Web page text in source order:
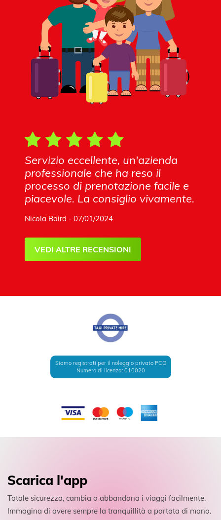
Servizio eccellente, un'azienda
professionale che ha reso il
processo di prenotazione facile e
piacevole. La consiglio vivamente.
Nicola Baird - 07/01/2024
VEDI ALTRE RECENSIONI
Siamo registrati per il noleggio privato PCO
Numero di licenza: 010020
Scarica l'app
Totale sicurezza, cambia o abbandona i viaggi facilmente.
Immagina di avere sempre la tranquillità a portata di mano.